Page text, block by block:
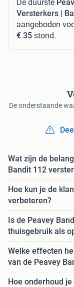
De duurste
Versterkers |
aangeboden
€ 35 stond.
De onderstaande
Wat zijn de
Bandit 112
Hoe kun je de
verbeteren?
Is de Peavey
thuisgebruik als
Welke effecten
van de Peavey
Hoe onderhoud